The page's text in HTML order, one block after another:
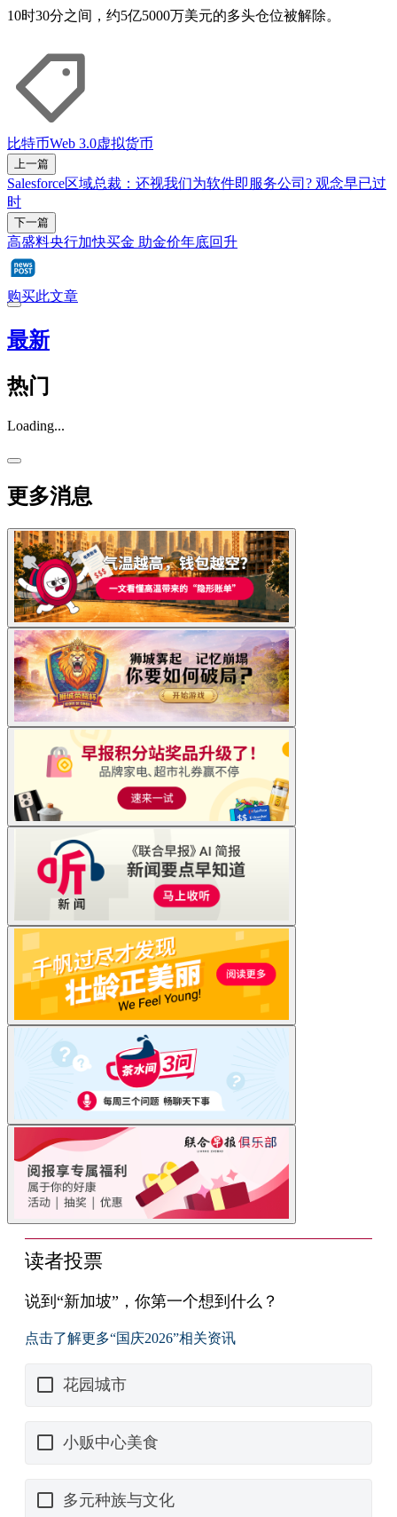
10时30分之间，约5亿5000万美元的多头仓位被解除。
比特币Web 3.0虚拟货币
上一篇
Salesforce区域总裁：还视我们为软件即服务公司? 观念早已过
时
下一篇
高盛料央行加快买金 助金价年底回升
购买此文章
最新
热门
Loading...
更多消息